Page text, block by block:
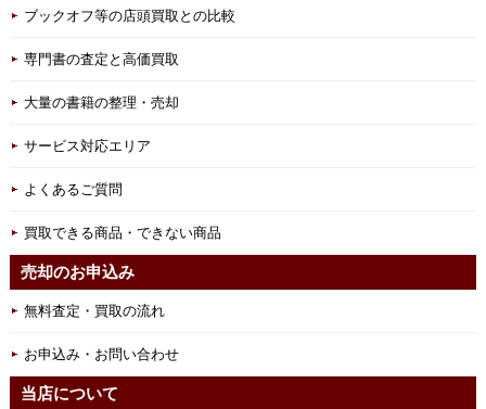
ブックオフ等の店頭買取との比較
専門書の査定と高価買取
大量の書籍の整理・売却
サービス対応エリア
よくあるご質問
買取できる商品・できない商品
売却のお申込み
無料査定・買取の流れ
お申込み・お問い合わせ
当店について